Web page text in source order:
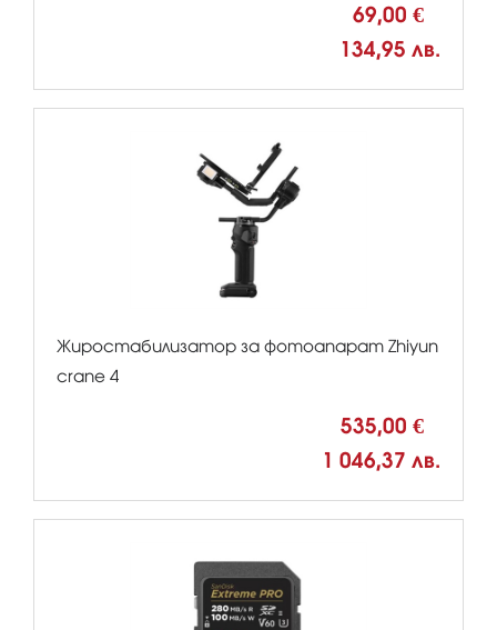
69,00 €
134,95 лв.
Жиростабилизатор за фотоапарат Zhiyun
crane 4
535,00 €
1 046,37 лв.